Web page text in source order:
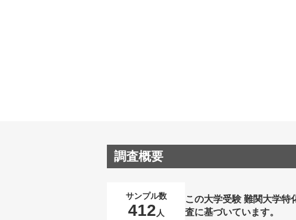
調査概要
サンプル数
412 人
この大学受験 難関大学特
査に基づいています。